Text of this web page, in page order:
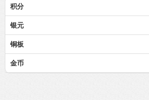
积分
银元
铜板
金币